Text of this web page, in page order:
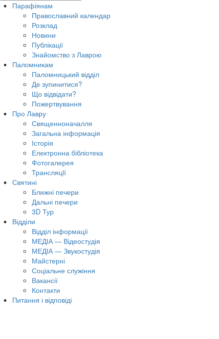
Парафіянам
Православний календар
Розклад
Новини
Публікації
Знайомство з Лаврою
Паломникам
Паломницький відділ
Де зупинитися?
Що відвідати?
Пожертвування
Про Лавру
Священноначалля
Загальна інформація
Історія
Електронна бібліотека
Фотогалерея
Трансляцiї
Святині
Ближні печери
Дальні печери
3D Тур
Відділи
Відділ інформації
МЕДІА — Відеостудія
МЕДІА — Звукостудія
Майстерні
Соціальне служіння
Вакансії
Контакти
Питання і відповіді